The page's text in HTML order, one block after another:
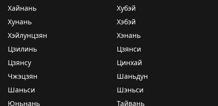
Хайнань
Хубэй
Хунань
Хэбэй
Хэйлунцзян
Хэнань
Цзилинь
Цзянси
Цзянсу
Цинхай
Чжэцзян
Шаньдун
Шаньси
Шэньси
Юньнань
Тайвань